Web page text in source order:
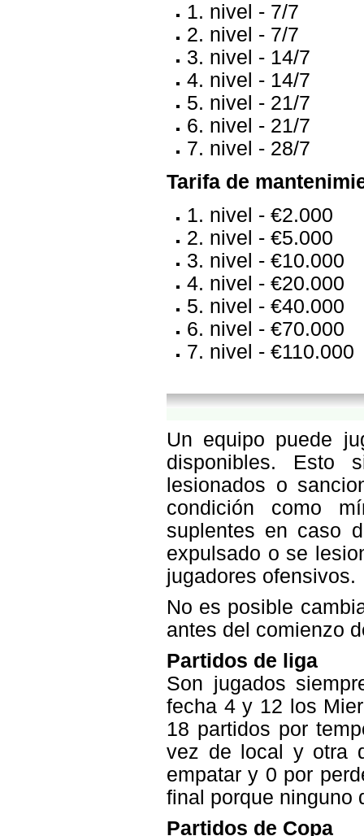
1. nivel - 7/7
2. nivel - 7/7
3. nivel - 14/7
4. nivel - 14/7
5. nivel - 21/7
6. nivel - 21/7
7. nivel - 28/7
Tarifa de
1. nivel - €2.000
2. nivel - €5.000
3. nivel - €10.000
4. nivel - €20.000
5. nivel - €40.000
6. nivel - €70.000
7. nivel - €110.000
Un equipo puede
disponibles. Esto
lesionados o
condición como
suplentes en caso
expulsado o se
jugadores ofensivos.
No es posible
antes del comienzo
Partidos de liga
Son jugados
fecha 4 y 12 los
18 partidos por
vez de local y otra
empatar y 0 por
final porque ninguno
Partidos de Copa